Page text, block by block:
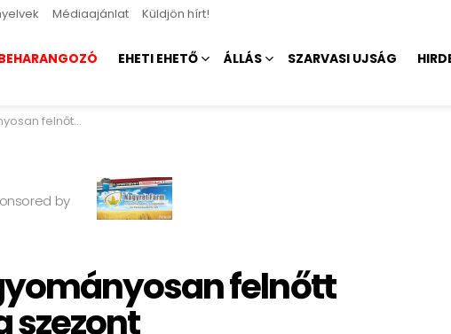
Médiaajánlat Küldjön hírt!
EHETI EHETŐ ÁLLÁS SZARVASI UJSÁG
zárták a szezont
by
felnőtt
szezont